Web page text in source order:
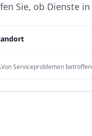
Sie, ob Dienste
Von Serviceproblemen